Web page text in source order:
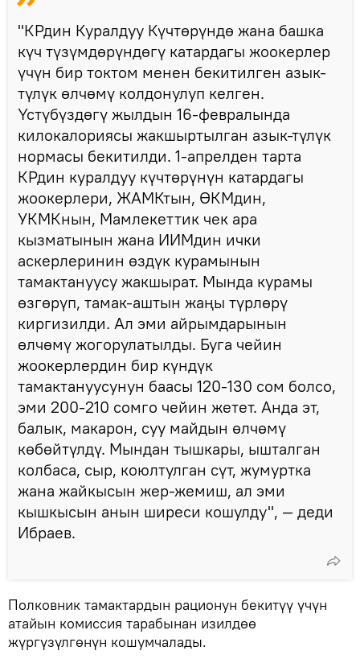
"КРдин Куралдуу Күчтөрүндө жана башка
күч түзүмдөрүндөгү катардагы жоокерлер
үчүн бир токтом менен бекитилген азык-
түлүк өлчөмү колдонулуп келген.
Үстүбүздөгү жылдын 16-февралында
килокалориясы жакшыртылган азык-түлүк
нормасы бекитилди. 1-апрелден тарта
КРдин куралдуу күчтөрүнүн катардагы
жоокерлери, ЖАМКтын, ӨКМдин,
УКМКнын, Мамлекеттик чек ара
кызматынын жана ИИМдин ички
аскерлеринин өздүк курамынын
тамактануусу жакшырат. Мында курамы
өзгөрүп, тамак-аштын жаңы түрлөрү
киргизилди. Ал эми айрымдарынын
өлчөмү жогорулатылды. Буга чейин
жоокерлердин бир күндүк
тамактануусунун баасы 120-130 сом болсо,
эми 200-210 сомго чейин жетет. Анда эт,
балык, макарон, суу майдын өлчөмү
көбөйтүлдү. Мындан тышкары, ышталган
колбаса, сыр, коюлтулган сүт, жумуртка
жана жайкысын жер-жемиш, ал эми
кышкысын анын ширеси кошулду", — деди
Ибраев.
Полковник тамактардын рационун бекитүү үчүн
атайын комиссия тарабынан изилдөө
жүргүзүлгөнүн кошумчалады.